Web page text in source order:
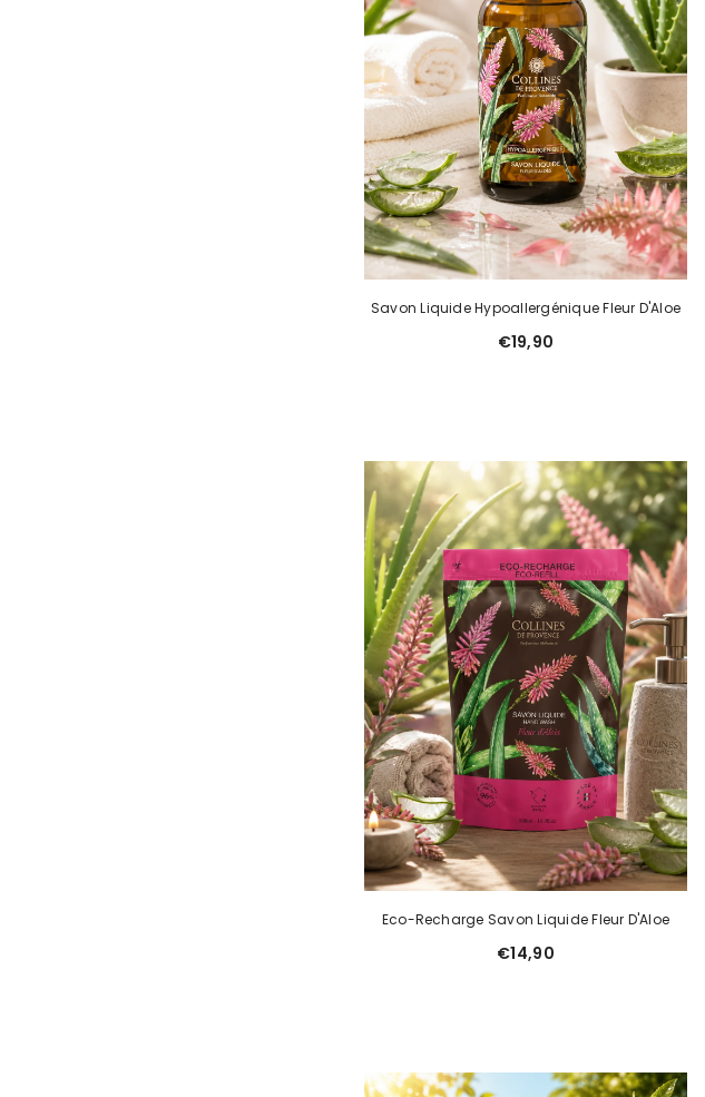
Savon Liquide Hypoallergénique Fleur D'Aloe
€19,90
Eco-Recharge Savon Liquide Fleur D'Aloe
€14,90